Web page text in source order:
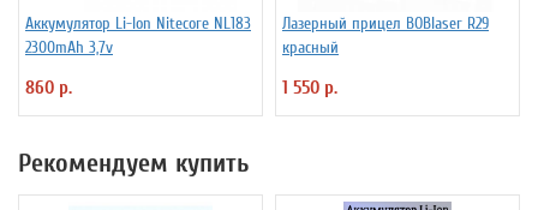
Аккумулятор Li-Ion Niteсore NL183
2300mAh 3,7v
860 р.
Лазерный прицел BOBlaser R29
красный
1 550 р.
Рекомендуем купить